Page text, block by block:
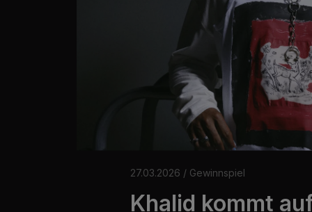
27.03.2026 / Gewinnspiel
Khalid kommt